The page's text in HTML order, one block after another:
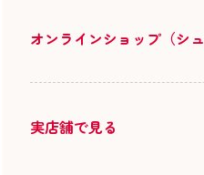
オンラインショップ（シ
実店舗で見る